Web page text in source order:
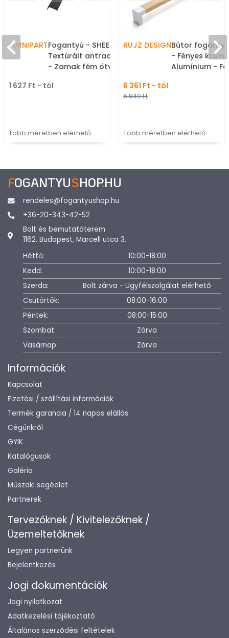
FURNIPARTFogantyú - SHEET -
Textúrált antracit S8000
- Zamak fém ötvözet -
színes fém
1 627 Ft - tól
Több méretben elérhető
RUJZ DESIGNBútor
- Fényes
Alumínium -
6 361 Ft - tól
6 840 Ft
Több méretben elérhető
FOGANTYUSHOP.HU
rendeles@fogantyushop.hu
+36-20-343-42-52
Bolt és bemutatóterem
1162. Budapest, Marcell utca 3.
Hétfő:
10:00-18:00
Kedd:
10:00-18:00
Szerda:
Bolt zárva - Ügyfélszolgálat elérhető
Csütörtök:
08:00-16:00
Péntek:
08:00-15:00
Szombat:
Zárva
Vasárnap:
Zárva
Információk
Kapcsolat
Fizetési / szállítási információk
Termék garancia / 14 napos elállás
Cégünkről
GYIK
Katalógusok
Galéria
Műszaki segédlet
Partnerek
Tervezőknek / Kivitelezőknek /
Üzemeltetőknek
Legyen partnerünk
Bejelentkezés
Jogi dokumentációk
Jogi nyilatkozat
Adatkezelési tájékoztató
Általános szerződési feltételek